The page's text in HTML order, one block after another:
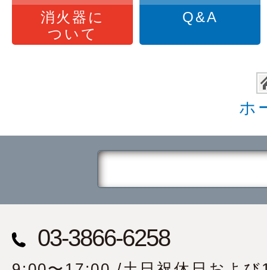
消火器に
ついて
Q&A
ホ
03-3866-6258